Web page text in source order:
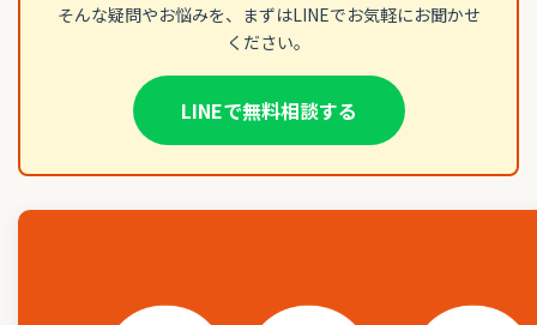
そんな疑問やお悩みを、まずはLINEでお気軽にお聞かせ
ください。
LINEで無料相談する